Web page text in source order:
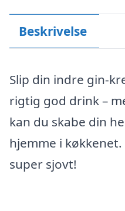
Beskrivelse
Slip din indre gin-
rigtig god drink –
kan du skabe din
hjemme i
super sjovt!